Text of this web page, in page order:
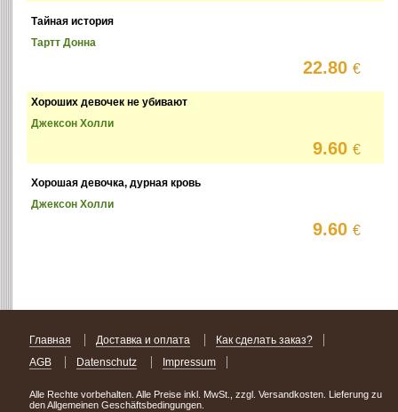
Тайная история
Тартт Донна
22.80€
Хороших девочек не убивают
Джексон Холли
9.60€
Хорошая девочка, дурная кровь
Джексон Холли
9.60€
Главная Доставка и оплата
Как сделать заказ?
AGB
Datenschutz Impressum
Alle Rechte vorbehalten. Alle Preise inkl. MwSt., zzgl. Versandkosten. Lieferung zu
den Allgemeinen Geschäftsbedingungen.